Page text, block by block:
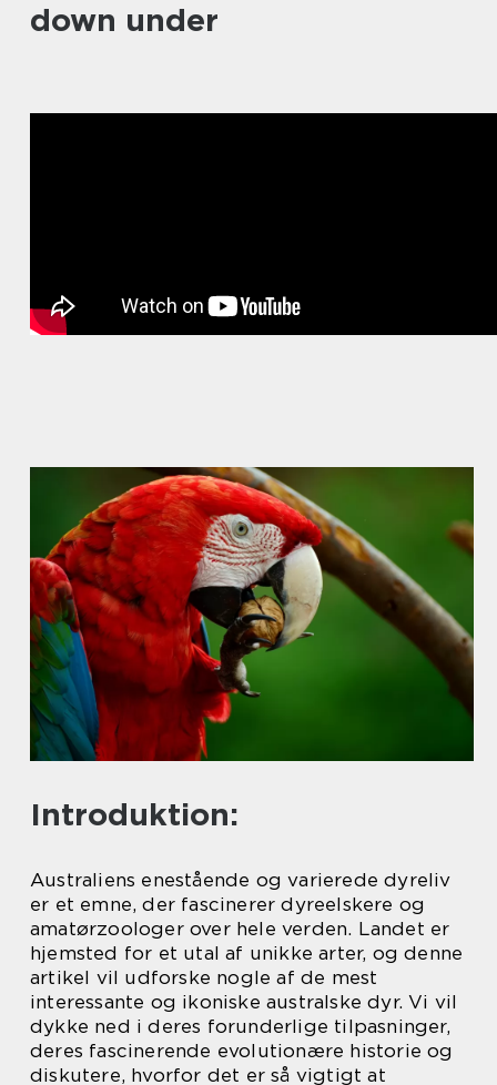
down under
Introduktion:
Australiens enestående og varierede dyreliv
er et emne, der fascinerer dyreelskere og
amatørzoologer over hele verden. Landet er
hjemsted for et utal af unikke arter, og denne
artikel vil udforske nogle af de mest
interessante og ikoniske australske dyr. Vi vil
dykke ned i deres forunderlige tilpasninger,
deres fascinerende evolutionære historie og
diskutere, hvorfor det er så vigtigt at